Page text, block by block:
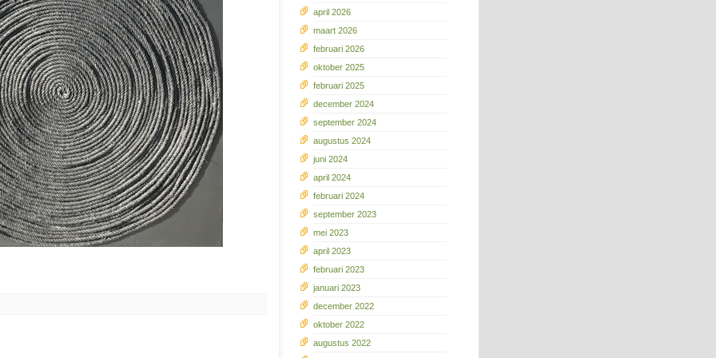
april 2026
maart 2026
februari 2026
oktober 2025
februari 2025
december 2024
september 2024
augustus 2024
juni 2024
april 2024
februari 2024
september 2023
mei 2023
april 2023
februari 2023
januari 2023
december 2022
oktober 2022
augustus 2022